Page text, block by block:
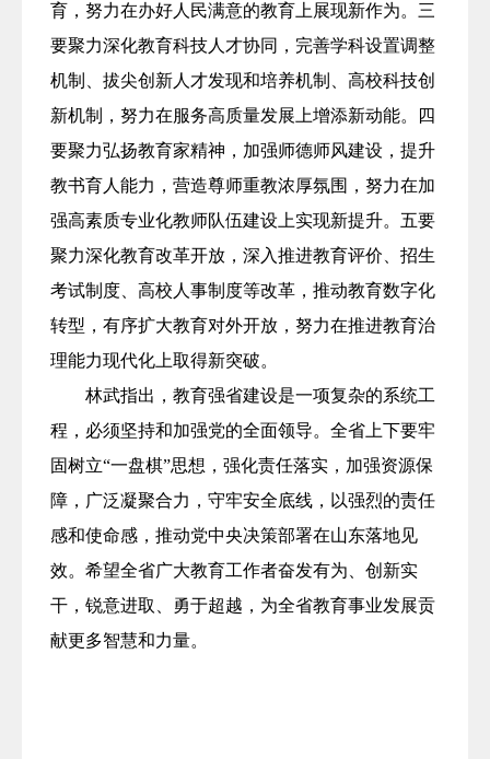
育，努力在办好人民满意的教育上展现新作为。三
要聚力深化教育科技人才协同，完善学科设置调整
机制、拔尖创新人才发现和培养机制、高校科技创
新机制，努力在服务高质量发展上增添新动能。四
要聚力弘扬教育家精神，加强师德师风建设，提升
教书育人能力，营造尊师重教浓厚氛围，努力在加
强高素质专业化教师队伍建设上实现新提升。五要
聚力深化教育改革开放，深入推进教育评价、招生
考试制度、高校人事制度等改革，推动教育数字化
转型，有序扩大教育对外开放，努力在推进教育治
理能力现代化上取得新突破。
林武指出，教育强省建设是一项复杂的系统工
程，必须坚持和加强党的全面领导。全省上下要牢
固树立“一盘棋”思想，强化责任落实，加强资源保
障，广泛凝聚合力，守牢安全底线，以强烈的责任
感和使命感，推动党中央决策部署在山东落地见
效。希望全省广大教育工作者奋发有为、创新实
干，锐意进取、勇于超越，为全省教育事业发展贡
献更多智慧和力量。